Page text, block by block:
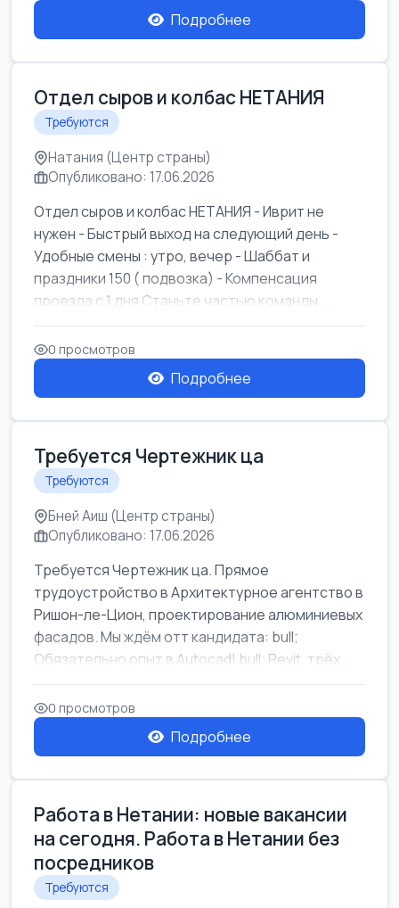
Подробнее
Отдел сыров и колбас НЕТАНИЯ
Требуются
Натания (Центр страны)
Опубликовано: 17.06.2026
Отдел сыров и колбас НЕТАНИЯ - Иврит не
нужен - Быстрый выход на следующий день -
Удобные смены : утро, вечер - Шаббат и
праздники 150 ( подвозка) - Компенсация
проезда с 1 дня Станьте частью команды ...
0 просмотров
Подробнее
Требуется Чертежник ца
Требуются
Бней Аиш (Центр страны)
Опубликовано: 17.06.2026
Требуется Чертежник ца. Прямое
трудоустройство в Архитектурное агентство в
Ришон-ле-Цион, проектирование алюминиевых
фасадов. Мы ждём отт кандидата: bull;
Обязательно опыт в Autocad! bull; Revit, трёх...
0 просмотров
Подробнее
Работа в Нетании: новые вакансии
на сегодня. Работа в Нетании без
посредников
Требуются